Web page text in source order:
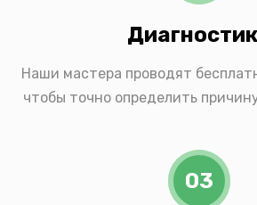
Наши мастера проводят
чтобы точно определить
03